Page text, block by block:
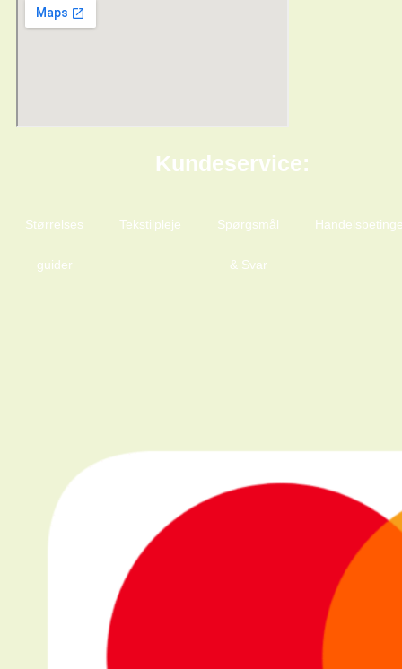
Kundeservice:
Størrelses
guider
Tekstilpleje Spørgsmål
& Svar